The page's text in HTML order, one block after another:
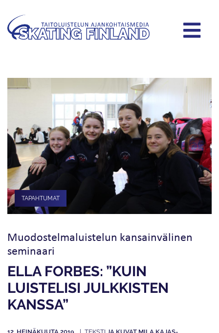
TAPAHTUMAT
Muodostelmaluistelun kansainvälinen
seminaari
ELLA FORBES: ”KUIN
LUISTELISI JULKKISTEN
KANSSA”